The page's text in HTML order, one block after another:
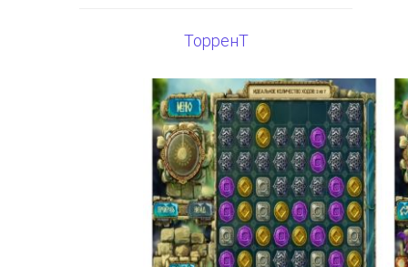
ТорренТ